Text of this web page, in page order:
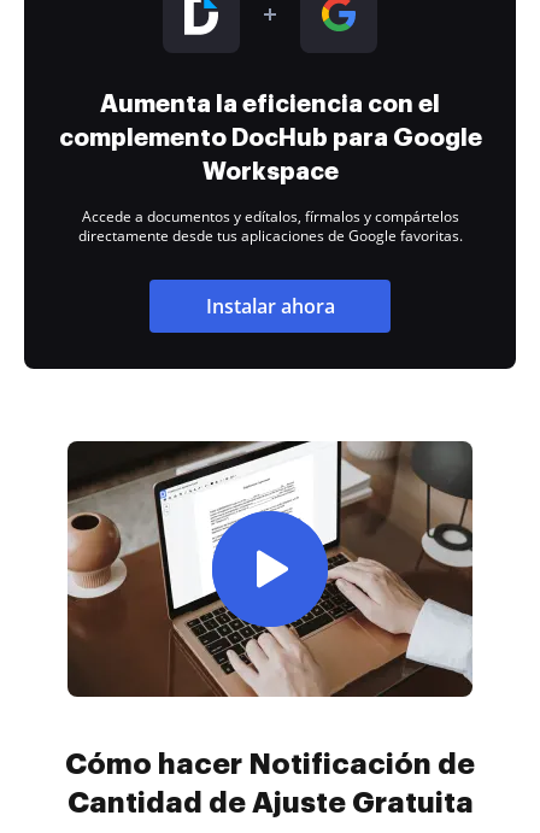
Aumenta la eficiencia con el
complemento DocHub para Google
Workspace
Accede a documentos y edítalos, fírmalos y compártelos
directamente desde tus aplicaciones de Google favoritas.
Instalar ahora
Cómo hacer Notificación de
Cantidad de Ajuste Gratuita